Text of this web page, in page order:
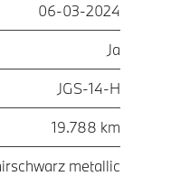
06-03-2024
Ja
JGS-14-H
19.788 km
metallic